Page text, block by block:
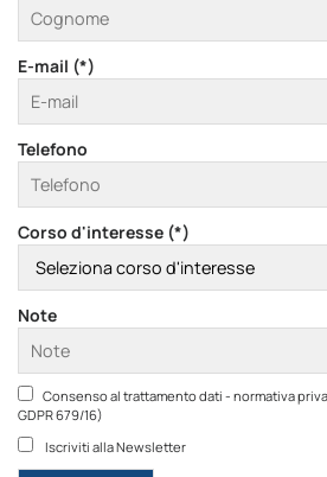
E-mail (*)
Telefono
Corso d'interesse (*)
Note
Consenso al trattamento dati - normativa
GDPR 679/16)
Iscriviti alla Newsletter